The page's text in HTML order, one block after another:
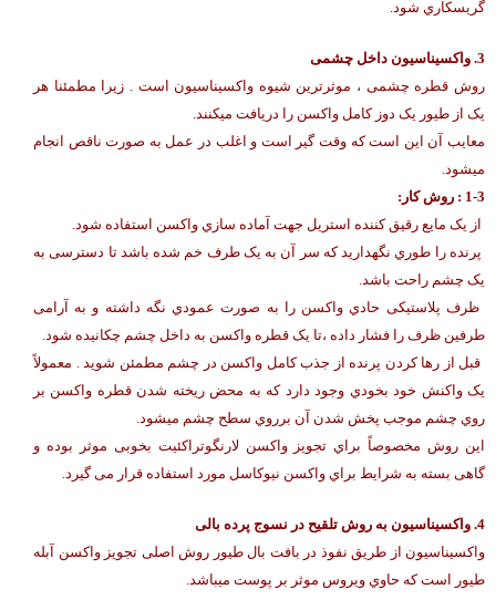
گریسکاري شود.
3. واکسیناسیون داخل چشمی
روش قطره چشمی ، موثرترین شیوه واکسیناسیون است . زیرا مطمئنا هر
یک از طیور یک دوز کامل واکسن را دریافت میکنند.
معایب آن این است که وقت گیر است و اغلب در عمل به صورت ناقص انجام
میشود.
1-3 : روش کار:
از یک مایع رقیق کننده استریل جهت آماده سازي واکسن استفاده شود.
پرنده را طوري نگهدارید که سر آن به یک طرف خم شده باشد تا دسترسی به
یک چشم راحت باشد.
ظرف پلاستیکی حادي واکسن را به صورت عمودي نگه داشته و به آرامی
طرفین ظرف را فشار داده ،تا یک قطره واکسن به داخل چشم چکانیده شود.
قبل از رها کردن پرنده از جذب کامل واکسن در چشم مطمئن شوید . معمولاً
یک واکنش خود بخودي وجود دارد که به محض ریخته شدن قطره واکسن بر
روي چشم موجب پخش شدن آن برروي سطح چشم میشود.
این روش مخصوصاً براي تجویز واکسن لارنگوتراکئیت بخوبی موثر بوده و
گاهی بسته به شرایط براي واکسن نیوکاسل مورد استفاده قرار می گیرد.
4. واکسیناسیون به روش تلقیح در نسوج پرده بالی
واکسیناسیون از طریق نفوذ در بافت بال طیور روش اصلی تجویز واکسن آبله
طیور است که حاوي ویروس موثر بر پوست میباشد.